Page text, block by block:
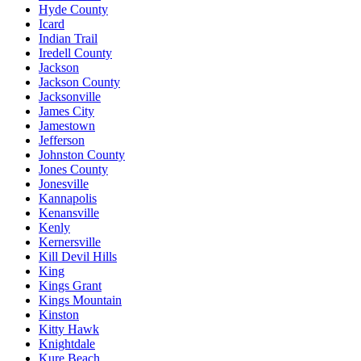
Hyde County
Icard
Indian Trail
Iredell County
Jackson
Jackson County
Jacksonville
James City
Jamestown
Jefferson
Johnston County
Jones County
Jonesville
Kannapolis
Kenansville
Kenly
Kernersville
Kill Devil Hills
King
Kings Grant
Kings Mountain
Kinston
Kitty Hawk
Knightdale
Kure Beach